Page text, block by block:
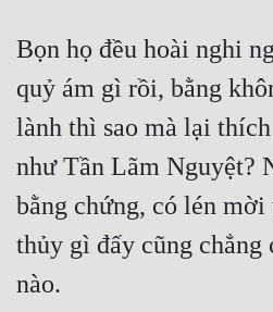
Bọn họ đều hoài nghi
quỷ ám gì rồi, bằng
lành thì sao mà lại
như Tần Lãm Nguyệt?
bằng chứng, có lén mời
thủy gì đấy cũng chẳng
nào.